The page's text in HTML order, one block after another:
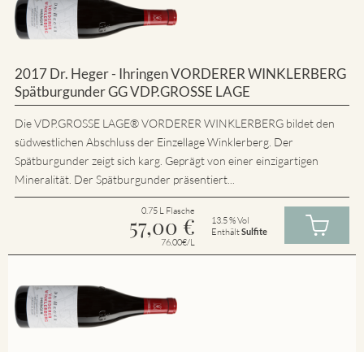
2017 Dr. Heger - Ihringen VORDERER WINKLERBERG
Spätburgunder GG VDP.GROSSE LAGE
Die VDP.GROSSE LAGE® VORDERER WINKLERBERG bildet den
südwestlichen Abschluss der Einzellage Winklerberg. Der
Spätburgunder zeigt sich karg. Geprägt von einer einzigartigen
Mineralität. Der Spätburgunder präsentiert...
0.75 L Flasche
57,00 €
76.00€/L
13.5 % Vol
EnthältSulfite